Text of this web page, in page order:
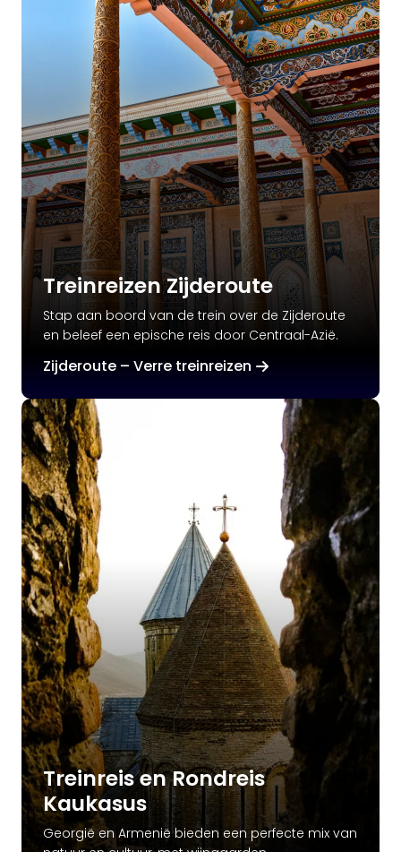
Treinreizen Zijderoute
Stap aan boord van de trein over de Zijderoute
en beleef een epische reis door Centraal-Azië.
Zijderoute – Verre treinreizen
Treinreis en Rondreis
Kaukasus
Georgië en Armenië bieden een perfecte mix van